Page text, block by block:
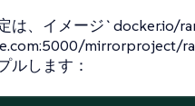
は、イメージ`docker.io/
mirrorproject/
ルします：